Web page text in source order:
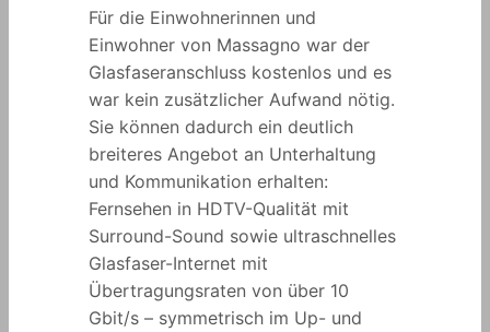
Für die Einwohnerinnen und
Einwohner von Massagno war der
Glasfaseranschluss kostenlos und es
war kein zusätzlicher Aufwand nötig.
Sie können dadurch ein deutlich
breiteres Angebot an Unterhaltung
und Kommunikation erhalten:
Fernsehen in HDTV-Qualität mit
Surround-Sound sowie ultraschnelles
Glasfaser-Internet mit
Übertragungsraten von über 10
Gbit/s – symmetrisch im Up- und